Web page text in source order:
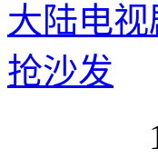
大陆电视
抢沙发
1937